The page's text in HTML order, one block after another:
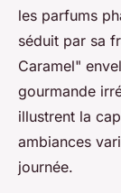
les parfums
séduit par sa
Caramel"
gourmande
illustrent la
ambiances
journée.